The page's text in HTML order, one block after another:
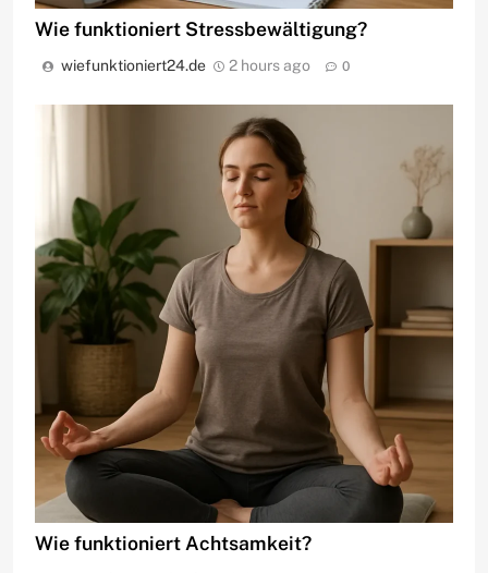
Wie funktioniert Stressbewältigung?
wiefunktioniert24.de 2 hours ago 0
Wie funktioniert Achtsamkeit?